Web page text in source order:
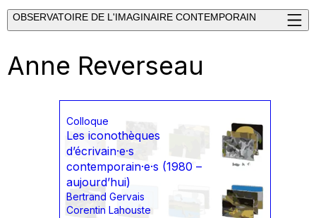
OBSERVATOIRE DE L'IMAGINAIRE CONTEMPORAIN
Anne Reverseau
Colloque
Les iconothèques
d’écrivain·e·s
contemporain·e·s (1980 –
aujourd’hui)
Bertrand Gervais
Corentin Lahouste